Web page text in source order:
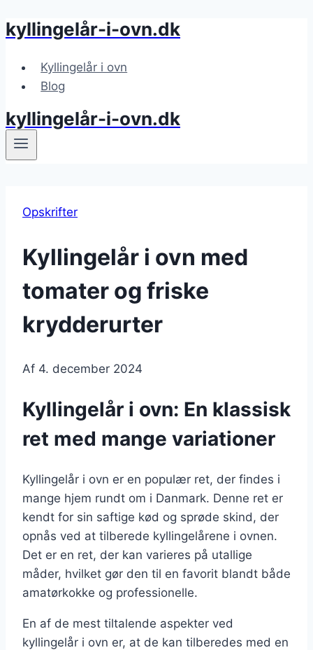
Fortsæt
indhold
kyllingelår-i-ovn.dk
Kyllingelår i ovn
Blog
kyllingelår-i-ovn.dk
Opskrifter
Kyllingelår i ovn med
tomater og friske
krydderurter
Af 4. december 2024
Kyllingelår i ovn: En klassisk
ret med mange variationer
Kyllingelår i ovn er en populær ret, der findes i
mange hjem rundt om i Danmark. Denne ret er
kendt for sin saftige kød og sprøde skind, der
opnås ved at tilberede kyllingelårene i ovnen.
Det er en ret, der kan varieres på utallige
måder, hvilket gør den til en favorit blandt både
amatørkokke og professionelle.
En af de mest tiltalende aspekter ved
kyllingelår i ovn er, at de kan tilberedes med en